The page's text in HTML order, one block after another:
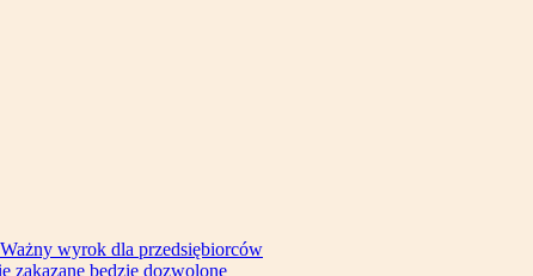
wyrok dla przedsiębiorców
zakazane będzie dozwolone